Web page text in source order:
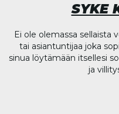
SYKE
Ei ole olemassa sellaista
tai asiantuntijaa joka
sinua löytämään itsellesi
ja